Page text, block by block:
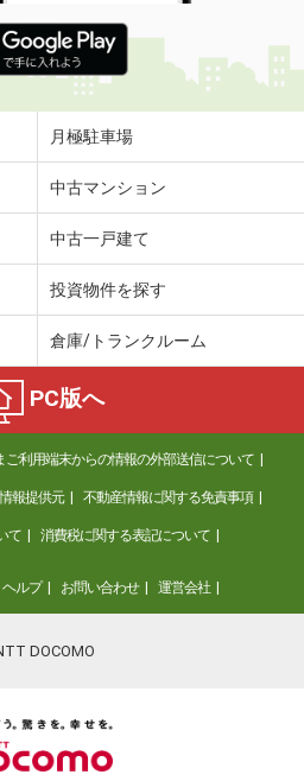
月極駐車場
中古マンション
中古一戸建て
投資物件を探す
倉庫/トランクルーム
PC版へ
ご利用端末からの情報の外部送信について
報提供元 不動産情報に関する免責事項
て 消費税に関する表記について
ヘルプ お問い合わせ 運営会社
DOCOMO